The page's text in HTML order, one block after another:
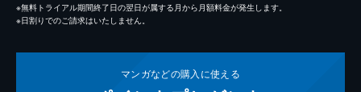
※無料トライアル期間終了日の翌日が属する月から月額料金が発生します。
※日割りでのご請求はいたしません。
マンガなどの購入に使える